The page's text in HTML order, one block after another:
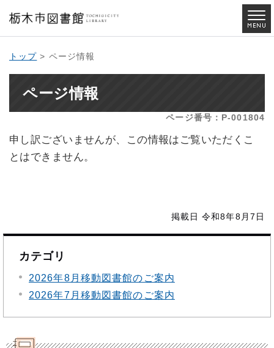
トップ > ページ情報
ページ情報
ページ番号：P-001804
申し訳ございませんが、この情報はご覧いただくこ
とはできません。
掲載日 令和8年8月7日
カテゴリ
2026年8月移動図書館のご案内
2026年7月移動図書館のご案内